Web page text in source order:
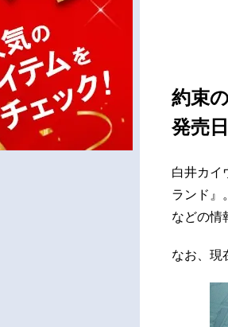
約束
発売
白井カイ
ランド』
などの情
なお、現